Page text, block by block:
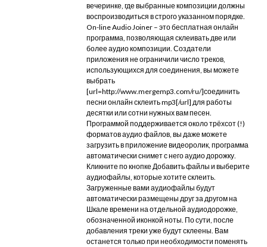
вечеринке, где выбранные композиции должны
воспроизводиться в строго указанном порядке.
On-line Audio Joiner – это бесплатная онлайн
программа, позволяющая склеивать две или
более аудио композиции. Создатели
приложения не ограничили число треков,
использующихся для соединения, вы можете
выбрать
[url=http://www.mergemp3.com/ru/]соединить
песни онлайн склеить mp3[/url] для работы
десятки или сотни нужных вам песен.
Программой поддерживается около трёхсот (!)
форматов аудио файлов, вы даже можете
загрузить в приложение видеоролик, программа
автоматически снимет с него аудио дорожку.
Кликните по кнопке Добавить файлы и выберите
аудиофайлы, которые хотите склеить.
Загруженные вами аудиофайлы будут
автоматически размещены друг за другом на
Шкале времени на отдельной аудиодорожке,
обозначенной иконкой ноты. По сути, после
добавления треки уже будут склеены. Вам
останется только при необходимости поменять